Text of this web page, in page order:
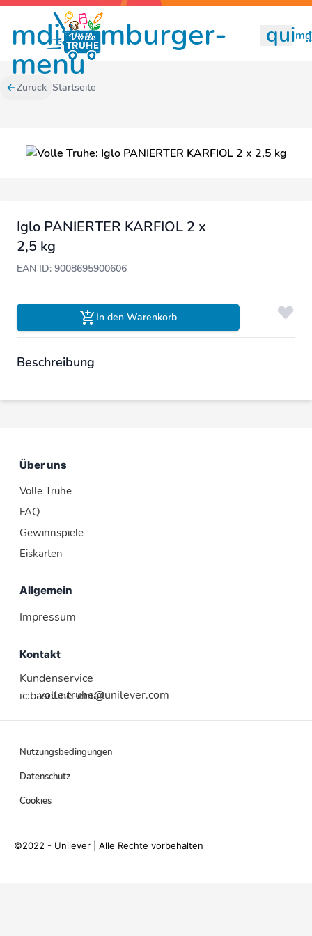
mdi:hamburger-
menu
Zurück Startseite
Iglo PANIERTER KARFIOL 2 x
2,5 kg
EAN ID: 9008695900606
In den Warenkorb
Beschreibung
Über uns
Volle Truhe
FAQ
Gewinnspiele
Eiskarten
Allgemein
Impressum
Kontakt
Kundenservice
ic:baseline-email
volle.truhe@unilever.com
Nutzungsbedingungen
Datenschutz
Cookies
©2022 - Unilever | Alle Rechte vorbehalten